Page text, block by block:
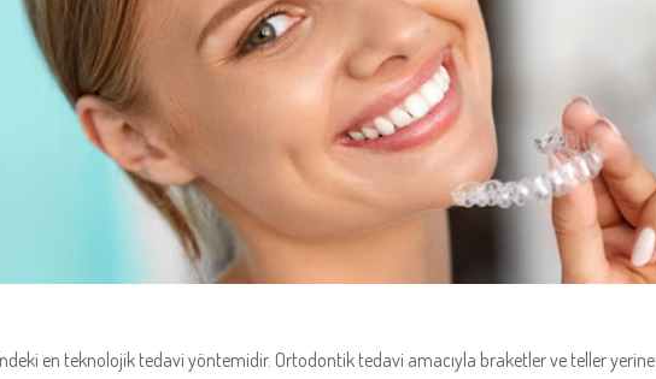
en teknolojik tedavi yöntemidir. Ortodontik tedavi amacıyla braketler ve teller yerine